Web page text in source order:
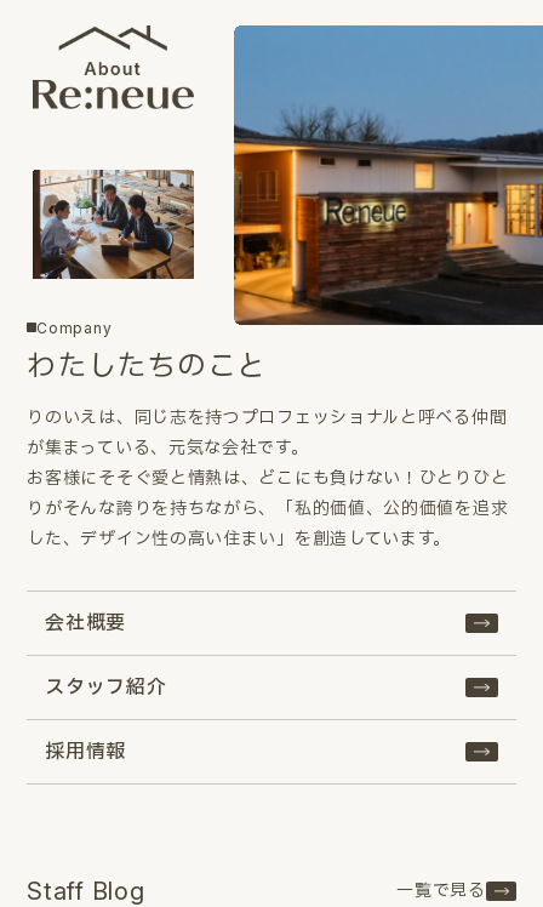
Company
わたしたちのこと
りのいえは、同じ志を持つプロフェッショナルと呼べる仲間
が集まっている、元気な会社です。
お客様にそそぐ愛と情熱は、どこにも負けない！ひとりひと
りがそんな誇りを持ちながら、「私的価値、公的価値を追求
した、デザイン性の高い住まい」を創造しています。
会社概要
スタッフ紹介
採用情報
Staff Blog 一覧で見る